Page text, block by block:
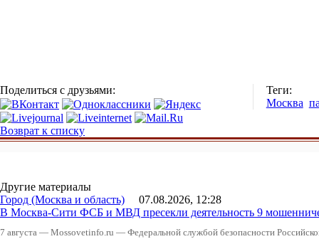
Поделиться с друзьями:
Теги:
Москва
Возврат к списку
Другие материалы
Город (Москва и область) 07.08.2026, 12:28
В Москва-Сити ФСБ и МВД пресекли деятельность 9
7 августа — Mossovetinfo.ru — Федеральной службой безопасности